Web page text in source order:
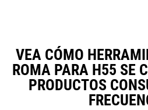
VEA CÓMO
ROMA PARA H55 SE
PRODUCTOS